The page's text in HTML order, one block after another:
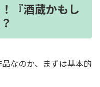
『酒蔵かもし
なのか、まずは基本的